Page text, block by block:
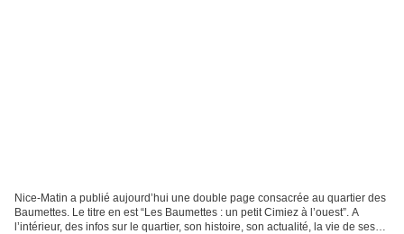
Nice-Matin a publié aujourd’hui une double page consacrée au quartier des
Baumettes. Le titre en est “Les Baumettes : un petit Cimiez à l’ouest”. A
l’intérieur, des infos sur le quartier, son histoire, son actualité, la vie de ses